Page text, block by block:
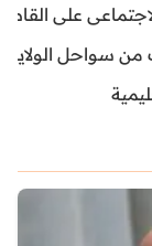
على القاصرين
من سواحل